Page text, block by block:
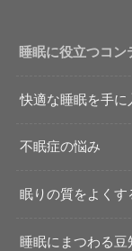
睡眠に役立つコン
快適な睡眠を手
不眠症の悩み
眠りの質をよくす
睡眠にまつわる豆